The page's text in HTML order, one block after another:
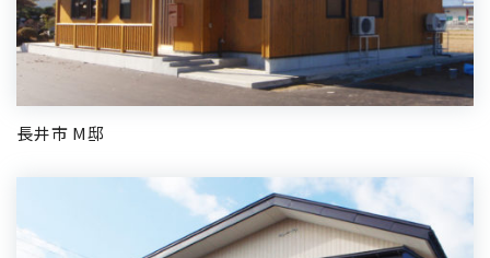
長井市 M邸